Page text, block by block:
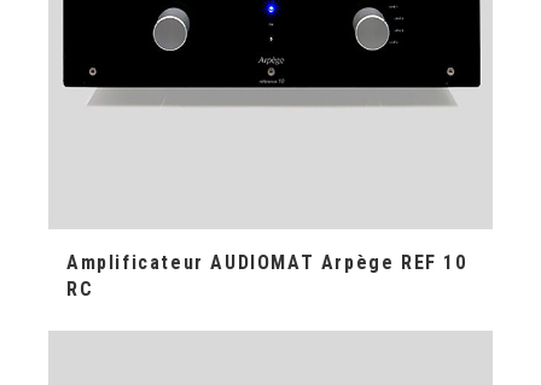
Amplificateur AUDIOMAT Arpège REF 10
RC